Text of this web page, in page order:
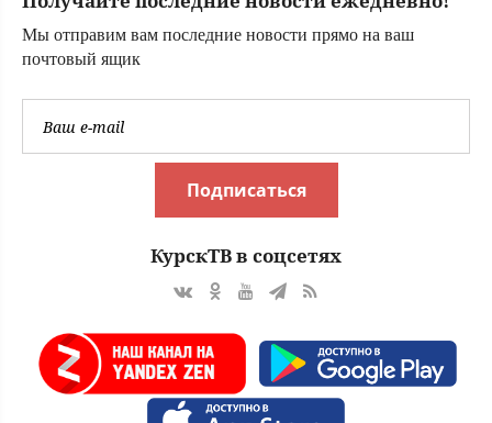
Мы отправим вам последние новости прямо на ваш
почтовый ящик
Подписаться
КурскТВ в соцсетях